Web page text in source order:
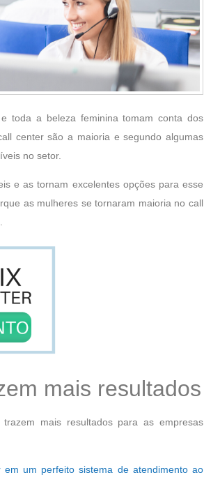
toda a beleza feminina tomam conta dos
center são a maioria e segundo algumas
no setor.
e as tornam excelentes opções para esse
as mulheres se tornaram maioria no call
mais resultados
mais resultados para as empresas
um perfeito sistema de atendimento ao